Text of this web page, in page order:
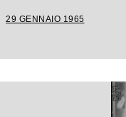
29 GENNAIO 1965